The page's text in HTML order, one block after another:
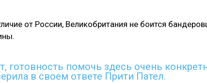
от России, Великобритания не боится
готовность помочь здесь очень
в своем ответе Прити Пател.